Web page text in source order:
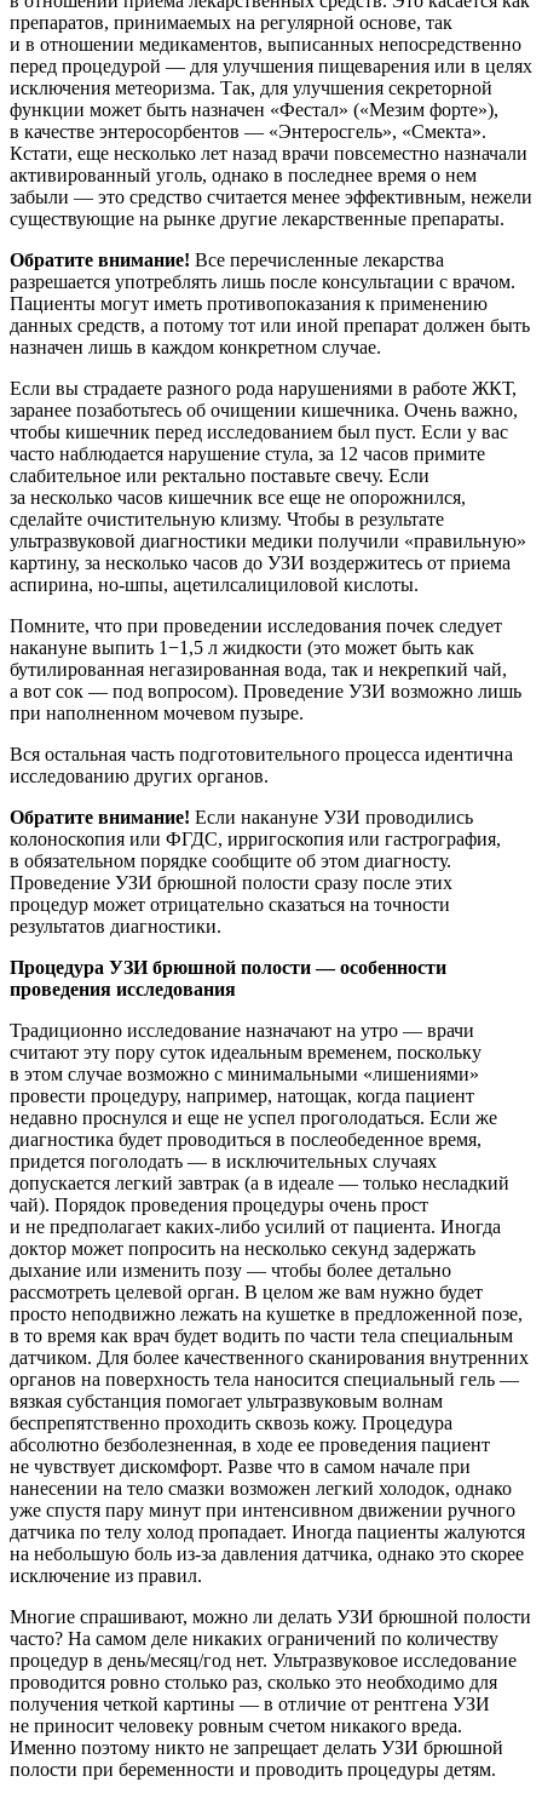
препаратов, принимаемых на регулярной основе, так
и в отношении медикаментов, выписанных непосредственно
перед процедурой — для улучшения пищеварения или в целях
исключения метеоризма. Так, для улучшения секреторной
функции может быть назначен «Фестал» («Мезим форте»),
в качестве энтеросорбентов — «Энтеросгель», «Смекта».
Кстати, еще несколько лет назад врачи повсеместно назначали
активированный уголь, однако в последнее время о нем
забыли — это средство считается менее эффективным, нежели
существующие на рынке другие лекарственные препараты.
Обратите внимание! Все перечисленные лекарства
разрешается употреблять лишь после консультации с врачом.
Пациенты могут иметь противопоказания к применению
данных средств, а потому тот или иной препарат должен быть
назначен лишь в каждом конкретном случае.
Если вы страдаете разного рода нарушениями в работе ЖКТ,
заранее позаботьтесь об очищении кишечника. Очень важно,
чтобы кишечник перед исследованием был пуст. Если у вас
часто наблюдается нарушение стула, за 12 часов примите
слабительное или ректально поставьте свечу. Если
за несколько часов кишечник все еще не опорожнился,
сделайте очистительную клизму. Чтобы в результате
ультразвуковой диагностики медики получили «правильную»
картину, за несколько часов до УЗИ воздержитесь от приема
аспирина, но-шпы, ацетилсалициловой кислоты.
Помните, что при проведении исследования почек следует
накануне выпить 1−1,5 л жидкости (это может быть как
бутилированная негазированная вода, так и некрепкий чай,
а вот сок — под вопросом). Проведение УЗИ возможно лишь
при наполненном мочевом пузыре.
Вся остальная часть подготовительного процесса идентична
исследованию других органов.
Обратите внимание! Если накануне УЗИ проводились
колоноскопия или ФГДС, ирригоскопия или гастрография,
в обязательном порядке сообщите об этом диагносту.
Проведение УЗИ брюшной полости сразу после этих
процедур может отрицательно сказаться на точности
результатов диагностики.
Процедура УЗИ брюшной полости — особенности
проведения исследования
Традиционно исследование назначают на утро — врачи
считают эту пору суток идеальным временем, поскольку
в этом случае возможно с минимальными «лишениями»
провести процедуру, например, натощак, когда пациент
недавно проснулся и еще не успел проголодаться. Если же
диагностика будет проводиться в послеобеденное время,
придется поголодать — в исключительных случаях
допускается легкий завтрак (а в идеале — только несладкий
чай). Порядок проведения процедуры очень прост
и не предполагает каких-либо усилий от пациента. Иногда
доктор может попросить на несколько секунд задержать
дыхание или изменить позу — чтобы более детально
рассмотреть целевой орган. В целом же вам нужно будет
просто неподвижно лежать на кушетке в предложенной позе,
в то время как врач будет водить по части тела специальным
датчиком. Для более качественного сканирования внутренних
органов на поверхность тела наносится специальный гель —
вязкая субстанция помогает ультразвуковым волнам
беспрепятственно проходить сквозь кожу. Процедура
абсолютно безболезненная, в ходе ее проведения пациент
не чувствует дискомфорт. Разве что в самом начале при
нанесении на тело смазки возможен легкий холодок, однако
уже спустя пару минут при интенсивном движении ручного
датчика по телу холод пропадает. Иногда пациенты жалуются
на небольшую боль из-за давления датчика, однако это скорее
исключение из правил.
Многие спрашивают, можно ли делать УЗИ брюшной полости
часто? На самом деле никаких ограничений по количеству
процедур в день/месяц/год нет. Ультразвуковое исследование
проводится ровно столько раз, сколько это необходимо для
получения четкой картины — в отличие от рентгена УЗИ
не приносит человеку ровным счетом никакого вреда.
Именно поэтому никто не запрещает делать УЗИ брюшной
полости при беременности и проводить процедуры детям.